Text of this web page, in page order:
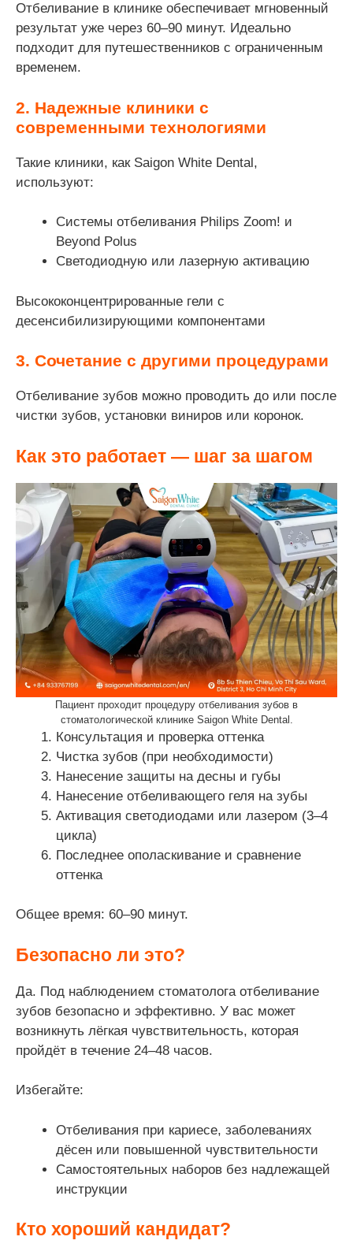
Отбеливание в клинике обеспечивает мгновенный
результат уже через 60–90 минут. Идеально
подходит для путешественников с ограниченным
временем.
2. Надежные клиники с
современными технологиями
Такие клиники, как Saigon White Dental,
используют:
Системы отбеливания Philips Zoom! и
Beyond Polus
Светодиодную или лазерную активацию
Высококонцентрированные гели с
десенсибилизирующими компонентами
3. Сочетание с другими процедурами
Отбеливание зубов можно проводить до или после
чистки зубов, установки виниров или коронок.
Как это работает — шаг за шагом
Пациент проходит процедуру отбеливания зубов в
стоматологической клинике Saigon White Dental.
Консультация и проверка оттенка
Чистка зубов (при необходимости)
Нанесение защиты на десны и губы
Нанесение отбеливающего геля на зубы
Активация светодиодами или лазером (3–4
цикла)
Последнее ополаскивание и сравнение
оттенка
Общее время: 60–90 минут.
Безопасно ли это?
Да. Под наблюдением стоматолога отбеливание
зубов безопасно и эффективно. У вас может
возникнуть лёгкая чувствительность, которая
пройдёт в течение 24–48 часов.
Избегайте:
Отбеливания при кариесе, заболеваниях
дёсен или повышенной чувствительности
Самостоятельных наборов без надлежащей
инструкции
Кто хороший кандидат?